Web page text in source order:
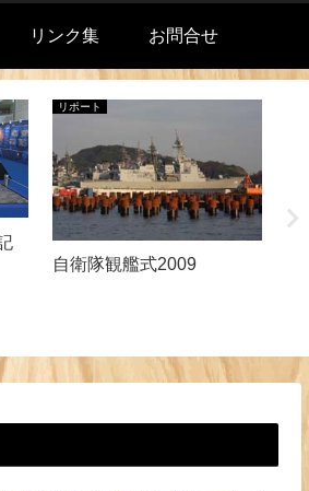
リンク集 お問合せ
リポート
自衛隊観艦式2009